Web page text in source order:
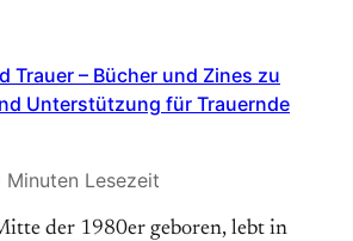
Trauer – Bücher und Zines zu
Unterstützung für Trauernde
Minuten Lesezeit
der 1980er geboren, lebt in